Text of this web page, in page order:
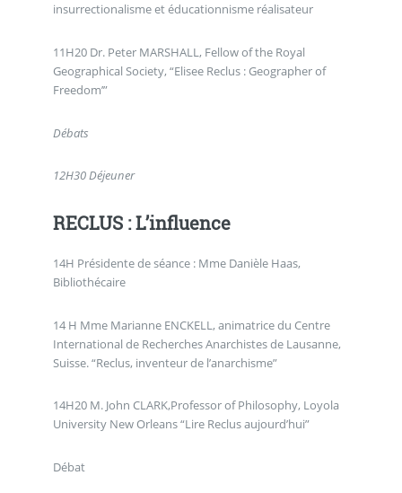
insurrectionalisme et éducationnisme réalisateur
11H20 Dr. Peter MARSHALL, Fellow of the Royal
Geographical Society, “Elisee Reclus : Geographer of
Freedom’”
Débats
12H30 Déjeuner
RECLUS : L’influence
14H Présidente de séance : Mme Danièle Haas,
Bibliothécaire
14 H Mme Marianne ENCKELL, animatrice du Centre
International de Recherches Anarchistes de Lausanne,
Suisse. “Reclus, inventeur de l’anarchisme”
14H20 M. John CLARK,Professor of Philosophy, Loyola
University New Orleans “Lire Reclus aujourd’hui”
Débat